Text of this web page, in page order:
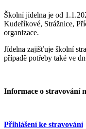
Školní jídelna je od
Kudeříkové, Strážnice,
organizace.
Jídelna zajišťuje školní
případě potřeby také ve
Informace o stravování
Přihlášení ke stravování